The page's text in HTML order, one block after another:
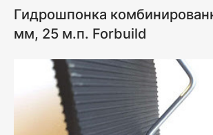
Гидрошпонка
мм, 25 м.п. Forbuild